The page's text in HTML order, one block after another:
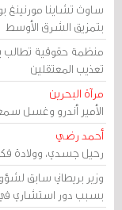
ساوث تشاينا مورنينغ
بتمزيق الشرق الأوسط
منظمة حقوقية تطالب
تعذيب المعتقلين
مرآة البحرين
الأمير أندرو وغسل
أحمد رضي
رحيل جسدي، وولادة
وزير بريطاني سابق
بسبب دور استشاري في